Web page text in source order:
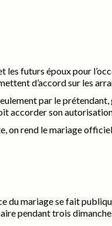
futurs époux pour
d’accord sur les
par le
accorder son
on rend le mariage
du mariage se fait
pendant trois